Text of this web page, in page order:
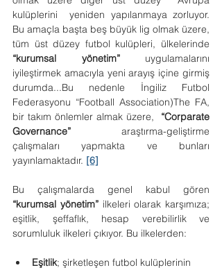
kulüplerini  yeniden yapılanmaya zorluyor.
Bu amaçla başta beş büyük lig olmak üzere,
“kurumsal yönetim” uygulamalarını
iyileştirmek amacıyla yeni arayış içine girmiş
durumda...Bu nedenle İngiliz Futbol
Federasyonu “Football Association)The FA,
bir takım önlemler almak üzere, “Corparate
Governance” araştırma-geliştirme
çalışmaları yapmakta ve bunları
yayınlamaktadır. [6]
“kurumsal yönetim” ilkeleri olarak karşımıza;
eşitlik, şeffaflık, hesap verebilirlik ve
sorumluluk ilkeleri çıkıyor. Bu ilkelerden:
Eşitlik; şirketleşen futbol kulüplerinin